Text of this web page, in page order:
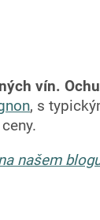
vín.
, s
našem